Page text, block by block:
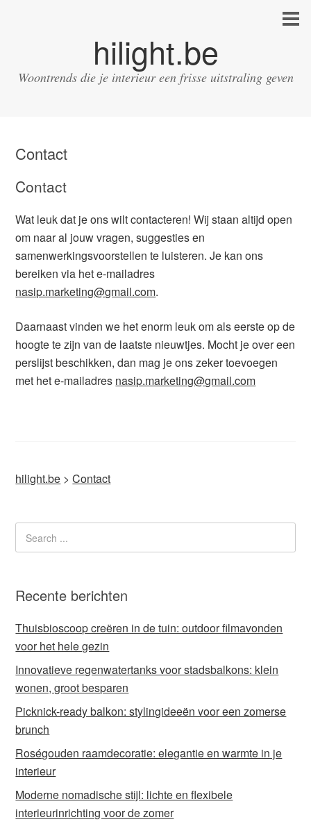
hilight.be
Woontrends die je interieur een frisse uitstraling geven
Contact
Contact
Wat leuk dat je ons wilt contacteren! Wij staan altijd open
om naar al jouw vragen, suggesties en
samenwerkingsvoorstellen te luisteren. Je kan ons
bereiken via het e-mailadres
nasip.marketing@gmail.com.
Daarnaast vinden we het enorm leuk om als eerste op de
hoogte te zijn van de laatste nieuwtjes. Mocht je over een
perslijst beschikken, dan mag je ons zeker toevoegen
met het e-mailadres nasip.marketing@gmail.com
hilight.be >Contact
Recente berichten
Thuisbioscoop creëren in de tuin: outdoor filmavonden
voor het hele gezin
Innovatieve regenwatertanks voor stadsbalkons: klein
wonen, groot besparen
Picknick-ready balkon: stylingideeën voor een zomerse
brunch
Roségouden raamdecoratie: elegantie en warmte in je
interieur
Moderne nomadische stijl: lichte en flexibele
interieurinrichting voor de zomer